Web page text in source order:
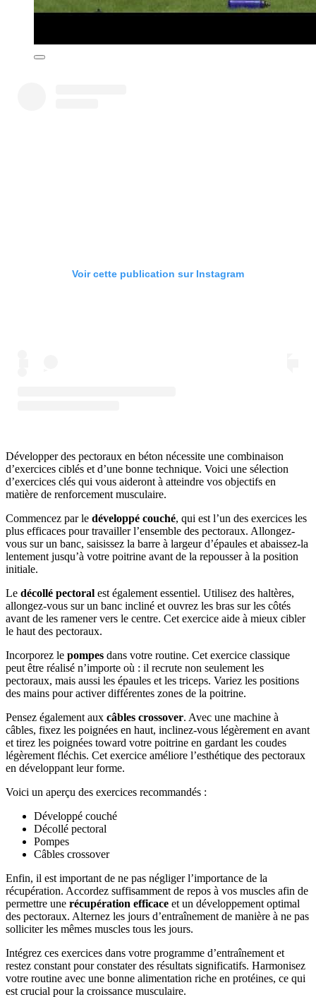
Voir cette publication sur Instagram
Développer des pectoraux en béton nécessite une combinaison
d’exercices ciblés et d’une bonne technique. Voici une sélection
d’exercices clés qui vous aideront à atteindre vos objectifs en
matière de renforcement musculaire.
Commencez par le développé couché, qui est l’un des exercices les
plus efficaces pour travailler l’ensemble des pectoraux. Allongez-
vous sur un banc, saisissez la barre à largeur d’épaules et abaissez-la
lentement jusqu’à votre poitrine avant de la repousser à la position
initiale.
Le décollé pectoral est également essentiel. Utilisez des haltères,
allongez-vous sur un banc incliné et ouvrez les bras sur les côtés
avant de les ramener vers le centre. Cet exercice aide à mieux cibler
le haut des pectoraux.
Incorporez le pompes dans votre routine. Cet exercice classique
peut être réalisé n’importe où : il recrute non seulement les
pectoraux, mais aussi les épaules et les triceps. Variez les positions
des mains pour activer différentes zones de la poitrine.
Pensez également aux câbles crossover. Avec une machine à
câbles, fixez les poignées en haut, inclinez-vous légèrement en avant
et tirez les poignées toward votre poitrine en gardant les coudes
légèrement fléchis. Cet exercice améliore l’esthétique des pectoraux
en développant leur forme.
Voici un aperçu des exercices recommandés :
Développé couché
Décollé pectoral
Pompes
Câbles crossover
Enfin, il est important de ne pas négliger l’importance de la
récupération. Accordez suffisamment de repos à vos muscles afin de
permettre une récupération efficace et un développement optimal
des pectoraux. Alternez les jours d’entraînement de manière à ne pas
solliciter les mêmes muscles tous les jours.
Intégrez ces exercices dans votre programme d’entraînement et
restez constant pour constater des résultats significatifs. Harmonisez
votre routine avec une bonne alimentation riche en protéines, ce qui
est crucial pour la croissance musculaire.